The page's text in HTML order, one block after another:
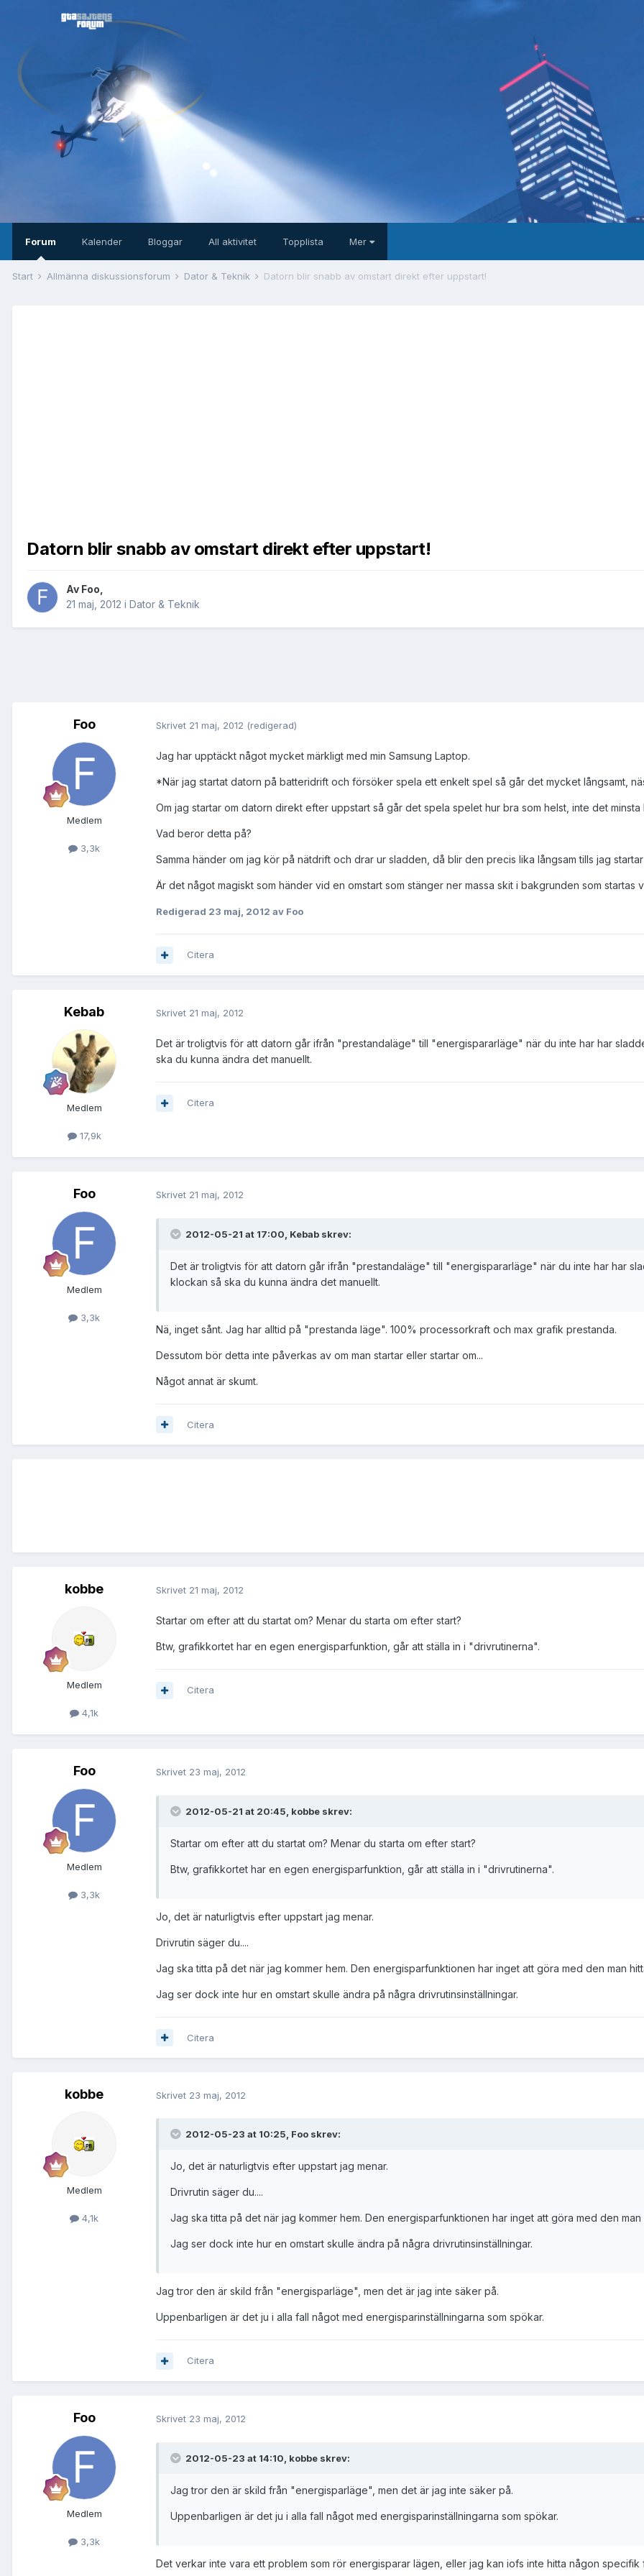
Forum Kalender Bloggar All aktivitet Topplista Mer
Start Allmänna diskussionsforum Dator & Teknik Datorn blir snabb av omstart direkt efter uppstart!
Datorn blir snabb av omstart direkt efter uppstart!
Av Foo
21 maj, 2012 i Dator & Teknik
Foo
Medlem
3,3k
Skrivet 21 maj, 2012 (redigerad)
Jag har upptäckt något mycket märkligt med min Samsung Laptop.
*När jag startat datorn på batteridrift och försöker spela ett enkelt spel så går det mycket långsamt,
Om jag startar om datorn direkt efter uppstart så går det spela spelet hur bra som helst, inte det
Vad beror detta på?
Samma händer om jag kör på nätdrift och drar ur sladden, då blir den precis lika långsam tills jag
Är det något magiskt som händer vid en omstart som stänger ner massa skit i bakgrunden som startas
Redigerad 23 maj, 2012 av Foo
Citera
Kebab
Medlem
17,9k
Skrivet 21 maj, 2012
Det är troligtvis för att datorn går ifrån "prestandaläge" till "energispararläge" när du inte har har
ska du kunna ändra det manuellt.
Citera
Foo
Medlem
3,3k
Skrivet 21 maj, 2012
2012-05-21 at 17:00, Kebab skrev:
Det är troligtvis för att datorn går ifrån "prestandaläge" till "energispararläge" när du inte har har
klockan så ska du kunna ändra det manuellt.
Nä, inget sånt. Jag har alltid på "prestanda läge". 100% processorkraft och max grafik prestanda.
Dessutom bör detta inte påverkas av om man startar eller startar om...
Något annat är skumt.
Citera
kobbe
Medlem
4,1k
Skrivet 21 maj, 2012
Startar om efter att du startat om? Menar du starta om efter start?
Btw, grafikkortet har en egen energisparfunktion, går att ställa in i "drivrutinerna".
Citera
Foo
Medlem
3,3k
Skrivet 23 maj, 2012
2012-05-21 at 20:45, kobbe skrev:
Startar om efter att du startat om? Menar du starta om efter start?
Btw, grafikkortet har en egen energisparfunktion, går att ställa in i "drivrutinerna".
Jo, det är naturligtvis efter uppstart jag menar.
Drivrutin säger du....
Jag ska titta på det när jag kommer hem. Den energisparfunktionen har inget att göra med den man
Jag ser dock inte hur en omstart skulle ändra på några drivrutinsinställningar.
Citera
kobbe
Medlem
4,1k
Skrivet 23 maj, 2012
2012-05-23 at 10:25, Foo skrev:
Jo, det är naturligtvis efter uppstart jag menar.
Drivrutin säger du....
Jag ska titta på det när jag kommer hem. Den energisparfunktionen har inget att göra med den
Jag ser dock inte hur en omstart skulle ändra på några drivrutinsinställningar.
Jag tror den är skild från "energisparläge", men det är jag inte säker på.
Uppenbarligen är det ju i alla fall något med energisparinställningarna som spökar.
Citera
Foo
Medlem
3,3k
Skrivet 23 maj, 2012
2012-05-23 at 14:10, kobbe skrev:
Jag tror den är skild från "energisparläge", men det är jag inte säker på.
Uppenbarligen är det ju i alla fall något med energisparinställningarna som spökar.
Det verkar inte vara ett problem som rör energisparar lägen, eller jag kan iofs inte hitta någon